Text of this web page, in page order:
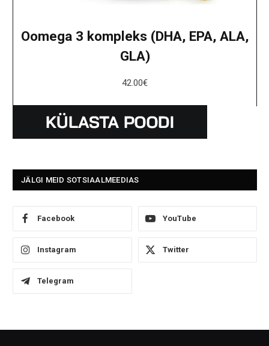
Oomega 3 kompleks (DHA, EPA, ALA,
GLA)
42.00€
JÄLGI MEID SOTSIAALMEEDIAS
Facebook YouTube
Instagram Twitter
Telegram